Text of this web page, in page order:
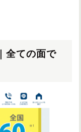
全ての面で